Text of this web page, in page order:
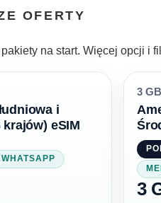
OFERTY
na start. Więcej opcji i
i
eSIM
3 GB
3